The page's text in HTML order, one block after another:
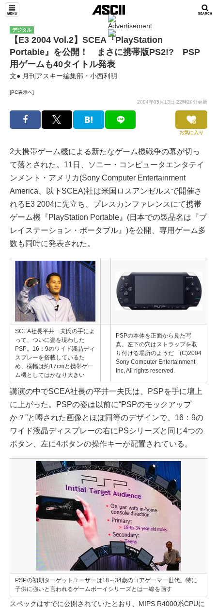
デジタル
【E3 2004 Vol.2】SCEA『PlayStation
Portable』を公開！ まさに携帯版PS2!? PSP
用ゲームも40タイトル発表
文● 月刊アスキー編集部・小西利明
[PC表示へ]
2004年05月13日 22時29分更新
お気に入り
2大携帯ゲーム機による新たなゲーム機戦争の幕が切っ
て落とされた。11日、ソニー・コンピュータエンタテイ
ンメント・アメリカ(Sony Computer Entertainment
America、以下SCEA)社は米国ロスアンゼルスで開催さ
れるE3 2004に先立ち、プレスカンファレンスにて携帯
ゲーム機『PlayStation Portable』(日本での製品名は『プ
レイステーション・ポータブル』)を公開、専用ゲーム多
数も同時に発表された。
SCEA社長平井一夫氏の手によ
って、ついに姿を現わした
PSP。16：9のワイド液晶ディ
スプレーを搭載しているた
め、横幅は約17cmと携帯ゲー
ム機としてはかなり大きい
PSPの本体を正面から見た写
真。左下の穴はストラップを取
り付ける場所のようだ (C)2004
Sony Computer Entertainment
Inc, All rights reserved.
講演の中でSCEA社長の平井一夫氏は、PSPを手に壇上
に上がった。PSPの姿は以前に“PSPのモックアップ
か？”と噂された画像とほぼ同等のデザインで、16：9の
ワイド液晶ディスプレーの右にPSシリーズと同じ4つの
ボタン、左に4ボタンの操作キーが配置されている。
PSPの初期ターゲットユーザーは18～34歳のコアゲーマー世代。特に
子供に強いと言われるゲームボーイシリーズとは一線を画す
スペックはすでに公開されていたとおり、MIPS R4000系CPUに